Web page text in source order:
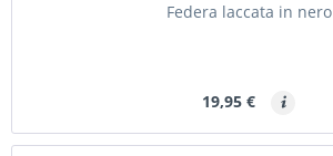
Federa laccata in nero
19,95 €